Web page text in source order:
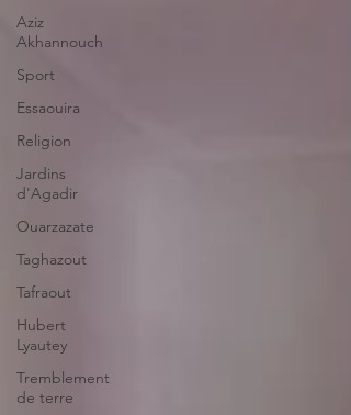
Aziz
Akhannouch
Sport
Essaouira
Religion
Jardins
d'Agadir
Ouarzazate
Taghazout
Tafraout
Hubert
Lyautey
Tremblement
de terre